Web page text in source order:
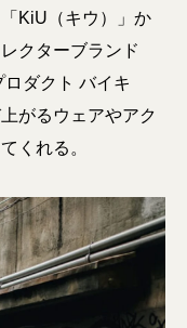
KiU（キウ）」か
クターブランド
ロダクト バイキ
がるウェアやアク
くれる。